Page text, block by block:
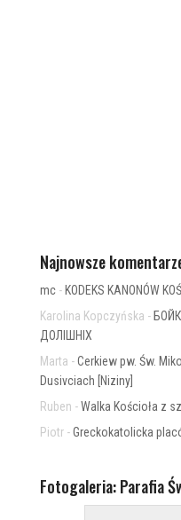
Najnowsze
mc- KODEKS KANONÓW
Karolina Kopczyńska -
ДОЛІШНІХ
Marta -Cerkiew pw. Św.
Dusivciach [Niziny]
Ruben -Walka Kościoła z
Piotr-Greckokatolicka
Fotogaleria: Parafia